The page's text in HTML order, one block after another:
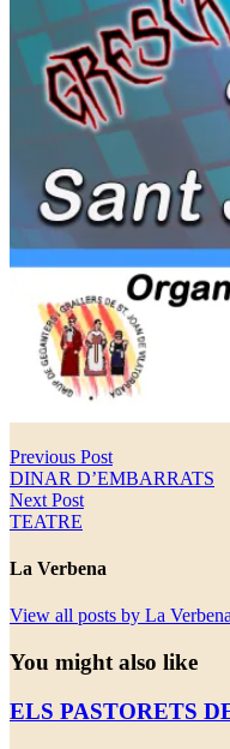
Navegació
d'entrades
Previous PostPrevious
post:
DINAR D’EMBARRATS
Next PostNext
TEATRE
La Verbena
View all posts by La
You might also like
ELS PASTORETS